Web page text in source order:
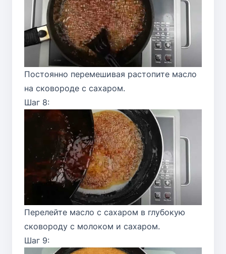
Постоянно перемешивая растопите масло
на сковороде с сахаром.
Шаг 8:
Перелейте масло с сахаром в глубокую
сковороду с молоком и сахаром.
Шаг 9: